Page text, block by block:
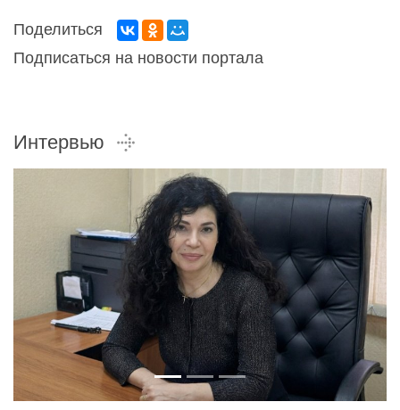
Поделиться
Подписаться на новости портала
Интервью